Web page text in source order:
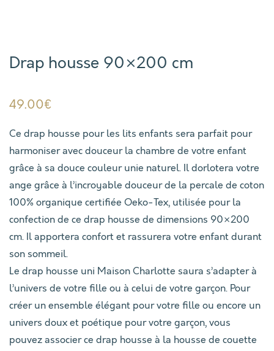
Drap housse 90×200 cm
49.00€
Ce drap housse pour les lits enfants sera parfait pour
harmoniser avec douceur la chambre de votre enfant
grâce à sa douce couleur unie naturel. Il dorlotera votre
ange grâce à l’incroyable douceur de la percale de coton
100% organique certifiée Oeko-Tex, utilisée pour la
confection de ce drap housse de dimensions 90×200
cm. Il apportera confort et rassurera votre enfant durant
son sommeil.
Le drap housse uni Maison Charlotte saura s’adapter à
l’univers de votre fille ou à celui de votre garçon. Pour
créer un ensemble élégant pour votre fille ou encore un
univers doux et poétique pour votre garçon, vous
pouvez associer ce drap housse à la housse de couette